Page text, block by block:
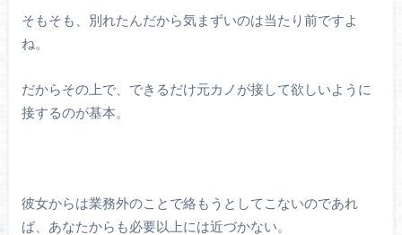
そもそも、別れたんだから気まずいのは当たり前ですよ
ね。
だからその上で、できるだけ元カノが接して欲しいように
接するのが基本。
彼女からは業務外のことで絡もうとしてこないのであれ
ば、あなたからも必要以上には近づかない。